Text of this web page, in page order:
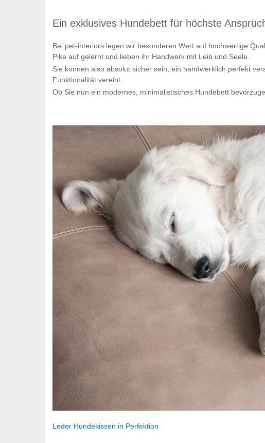
Ein exklusives Hundebett für höchste
Bei pet-interiors legen wir besonderen Wert auf hochwertige
Pike auf gelernt und lieben ihr Handwerk mit Leib und Seele.
Sie können also absolut sicher sein, ein handwerklich perfekt
Funktionalität vereint.
Ob Sie nun ein modernes, minimalistisches Hundebett
Leder Hundekissen in Perfektion